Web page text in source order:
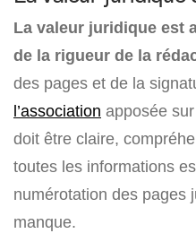
La valeur juridique est
de la rigueur de la
des pages et de la
l’association apposée
doit être claire,
toutes les informations
numérotation des pages
manque.